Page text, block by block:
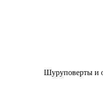
Шуруповерты и